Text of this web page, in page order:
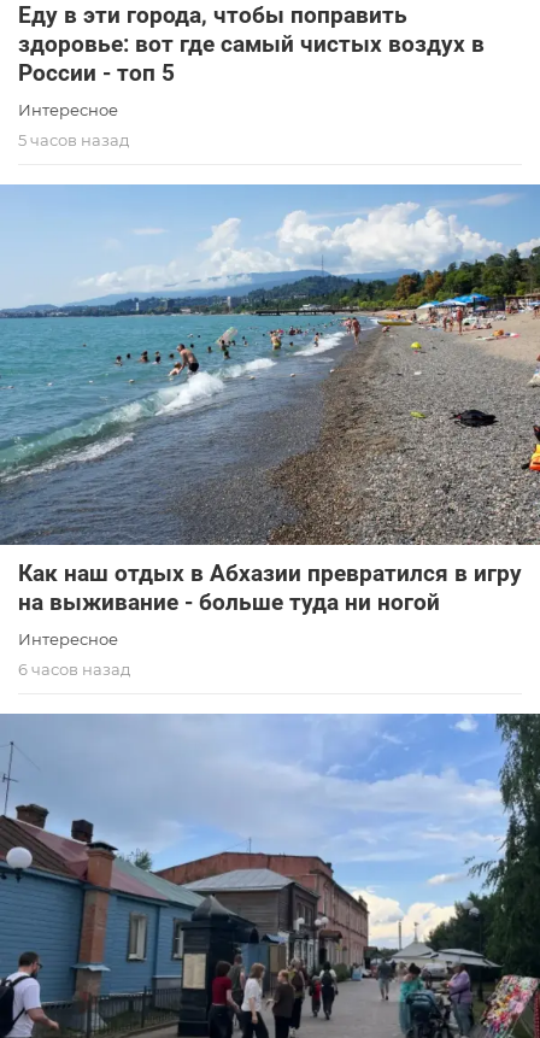
Еду в эти города, чтобы поправить
здоровье: вот где самый чистых воздух в
России - топ 5
Интересное
5 часов назад
Как наш отдых в Абхазии превратился в игру
на выживание - больше туда ни ногой
Интересное
6 часов назад